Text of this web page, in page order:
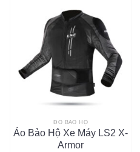
ĐỒ BẢO HỘ
Áo Bảo Hộ Xe Máy LS2 X-
Armor